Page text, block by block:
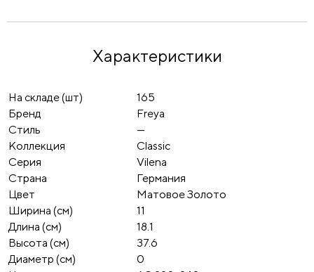
Характеристики
На складе (шт)
165
Бренд
Freya
Стиль
—
Коллекция
Classic
Серия
Vilena
Страна
Германия
Цвет
Матовое Золото
Ширина (см)
11
Длина (см)
18.1
Высота (см)
37.6
Диаметр (см)
0